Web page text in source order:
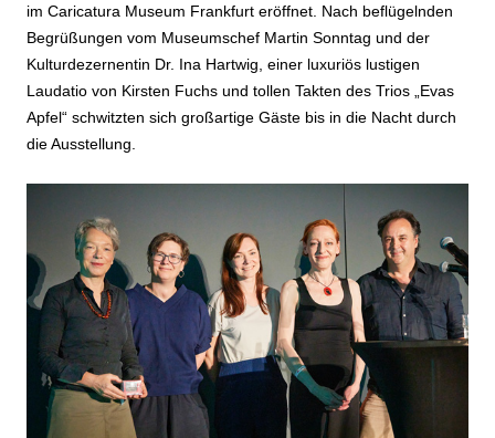
im Caricatura Museum Frankfurt eröffnet. Nach beflügelnden
Begrüßungen vom Museumschef Martin Sonntag und der
Kulturdezernentin Dr. Ina Hartwig, einer luxuriös lustigen
Laudatio von Kirsten Fuchs und tollen Takten des Trios „Evas
Apfel“ schwitzten sich großartige Gäste bis in die Nacht durch
die Ausstellung.